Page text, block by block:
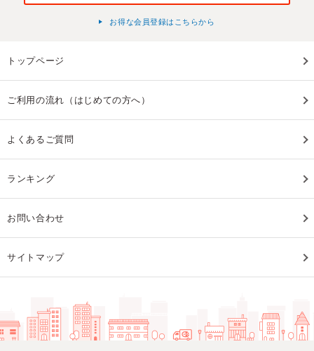
お得な会員登録はこちらから
トップページ
ご利用の流れ（はじめての方へ）
よくあるご質問
ランキング
お問い合わせ
サイトマップ